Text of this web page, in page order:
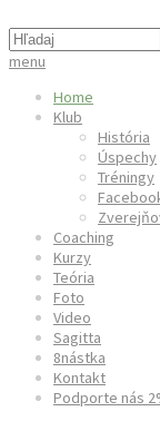
menu
Home
Klub
História
Úspechy
Tréningy
Coaching
Kurzy
Teória
Foto
Video
Sagitta
8nástka
Kontakt
Podporte nás